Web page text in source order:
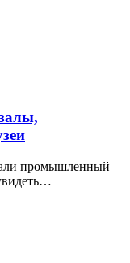
промышленный